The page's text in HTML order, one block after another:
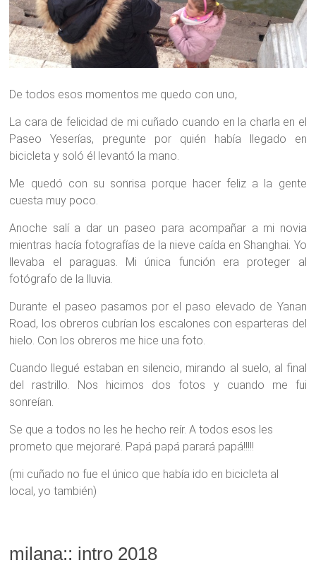
De todos esos momentos me quedo con uno,
La cara de felicidad de mi cuñado cuando en la charla en el
Paseo Yeserías, pregunte por quién había llegado en
bicicleta y soló él levantó la mano.
Me quedó con su sonrisa porque hacer feliz a la gente
cuesta muy poco.
Anoche salí a dar un paseo para acompañar a mi novia
mientras hacía fotografías de la nieve caída en Shanghai. Yo
llevaba el paraguas. Mi única función era proteger al
fotógrafo de la lluvia.
Durante el paseo pasamos por el paso elevado de Yanan
Road, los obreros cubrían los escalones con esparteras del
hielo. Con los obreros me hice una foto.
Cuando llegué estaban en silencio, mirando al suelo, al final
del rastrillo. Nos hicimos dos fotos y cuando me fui
sonreían.
Se que a todos no les he hecho reír. A todos esos les
prometo que mejoraré. Papá papá parará papá!!!!!
(mi cuñado no fue el único que había ido en bicicleta al
local, yo también)
milana:: intro 2018